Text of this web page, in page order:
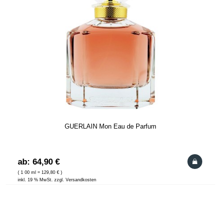
GUERLAIN Mon Eau de Parfum
ab: 64,90 €
( 1 00 ml = 129,80 € )
inkl. 19 % MwSt. zzgl. Versandkosten